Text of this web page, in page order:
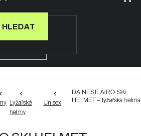
HLEDAT
Lyžařské
helmy
Unisex
DAINESE AIRO SKI
HELMET – lyžařská helma